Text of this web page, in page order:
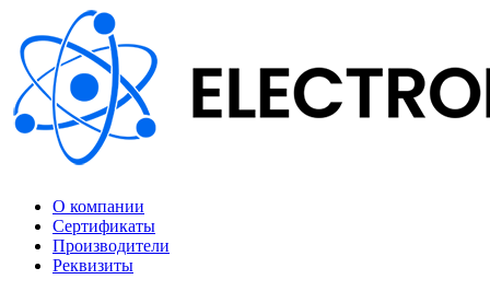
О компании
Сертификаты
Производители
Реквизиты